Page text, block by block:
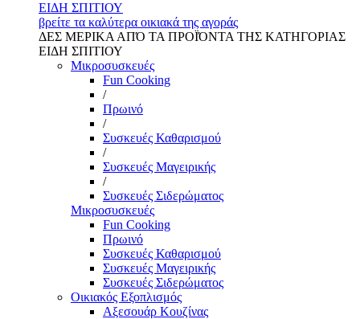
ΕΙΔΗ ΣΠΙΤΙΟΥ
βρείτε τα καλύτερα οικιακά της αγοράς
ΔΕΣ ΜΕΡΙΚΑ ΑΠΌ ΤΑ ΠΡΟΪΌΝΤΑ ΤΗΣ ΚΑΤΗΓΟΡΙΑΣ
ΕΙΔΗ ΣΠΙΤΙΟΥ
Μικροσυσκευές
Fun Cooking
/
Πρωινό
/
Συσκευές Καθαρισμού
/
Συσκευές Μαγειρικής
/
Συσκευές Σιδερώματος
Μικροσυσκευές
Fun Cooking
Πρωινό
Συσκευές Καθαρισμού
Συσκευές Μαγειρικής
Συσκευές Σιδερώματος
Οικιακός Εξοπλισμός
Αξεσουάρ Κουζίνας